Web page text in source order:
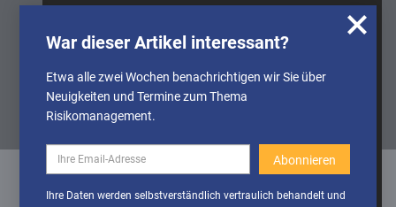
Informationen über die Nutzung unserer
Webseite zu erhalten und unser Angebot so
stetig verbessern zu können. Weitere
Informationen finden Sie in unserer
Cookies aktivieren
rund um die ThemenRisikomanagement,GRC, IKS oder
ISMS?
Partner finden
War dieser Artikel interessant?
Etwa alle zwei Wochen benachrichtigen wir Sie über
Neuigkeiten und Termine zum Thema
Risikomanagement.
Ihre Daten werden selbstverständlich vertraulich behandelt und